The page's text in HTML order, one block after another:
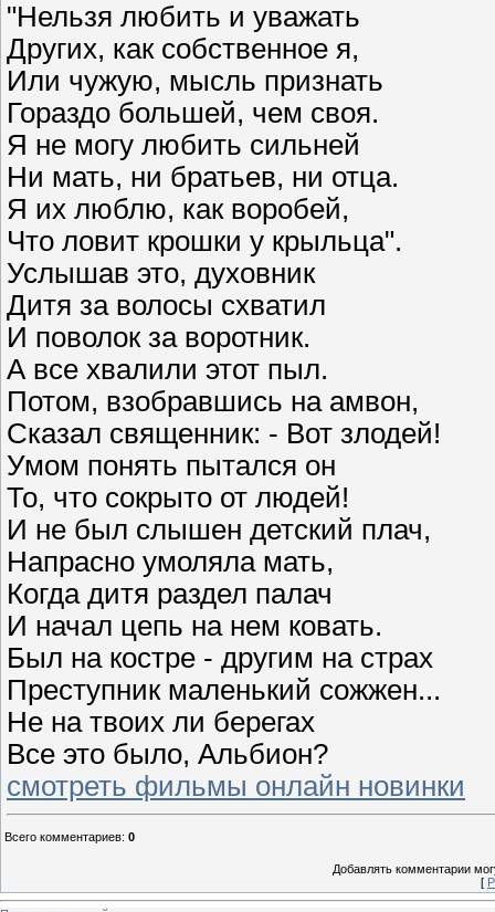
"Нельзя любить и уважать
Других, как собственное я,
Или чужую, мысль признать
Гораздо большей, чем своя.
Я не могу любить сильней
Ни мать, ни братьев, ни отца.
Я их люблю, как воробей,
Что ловит крошки у крыльца".
Услышав это, духовник
Дитя за волосы схватил
И поволок за воротник.
А все хвалили этот пыл.
Потом, взобравшись на амвон,
Сказал священник: - Вот злодей!
Умом понять пытался он
То, что сокрыто от людей!
И не был слышен детский плач,
Напрасно умоляла мать,
Когда дитя раздел палач
И начал цепь на нем ковать.
Был на костре - другим на страх
Преступник маленький сожжен...
Не на твоих ли берегах
Все это было, Альбион?
смотреть фильмы онлайн новинки
Всего комментариев: 0
Добавлять комментарии
[